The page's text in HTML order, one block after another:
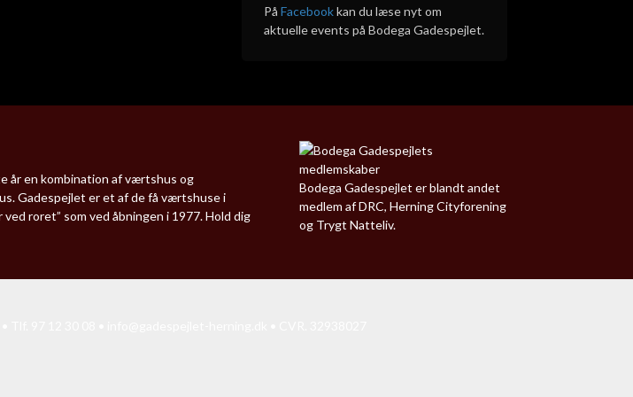
På Facebookkan du læse nyt om
aktuelle events på Bodega Gadespejlet.
år en kombination af værtshus og
Gadespejlet er et af de få værtshuse i
roret” som ved åbningen i 1977. Hold dig
Bodega Gadespejlet er blandt andet
medlem af DRC, Herning Cityforening
og Trygt Natteliv.